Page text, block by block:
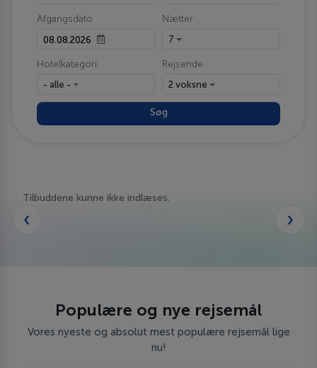
Afgangsdato Nætter
7
Hotelkategori
- alle -
Rejsende
2 voksne
Søg
Tilbuddene kunne ikke indlæses.
‹ ›
Populære og nye rejsemål
Vores nyeste og absolut mest populære rejsemål lige
nu!